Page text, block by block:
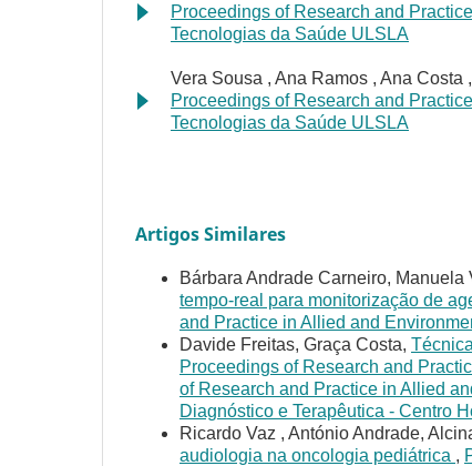
Proceedings of Research and
Tecnologias da Saúde ULSLA
Vera Sousa , Ana Ramos , Ana Costa
Proceedings of Research and
Tecnologias da Saúde ULSLA
Artigos Similares
Bárbara Andrade Carneiro, Manuela
tempo‑real para monitorização de
and Practice in Allied and
Davide Freitas, Graça Costa,
Proceedings of Research and
of Research and Practice in Allied
Diagnóstico e Terapêutica - Centro
Ricardo Vaz , António Andrade,
audiologia na oncologia pediátrica ,